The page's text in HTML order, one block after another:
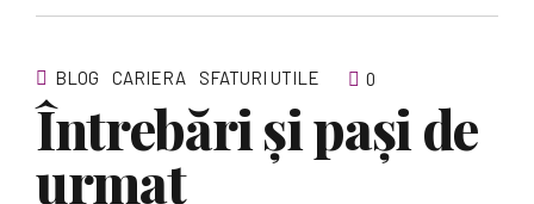
BLOG CARIERA SFATURI UTILE 0
Întrebări și pași de
urmat